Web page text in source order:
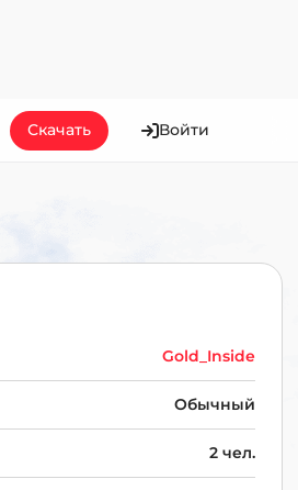
Скачать Войти
Gold_Inside
Обычный
2 чел.